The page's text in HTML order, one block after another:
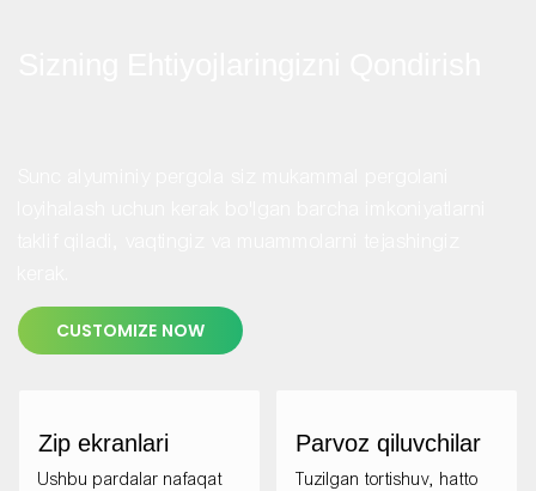
CUSTOMIZE NOW
Zip ekranlari
Ushbu pardalar nafaqat
Parvoz qiluvchilar
Tuzilgan tortishuv, hatto